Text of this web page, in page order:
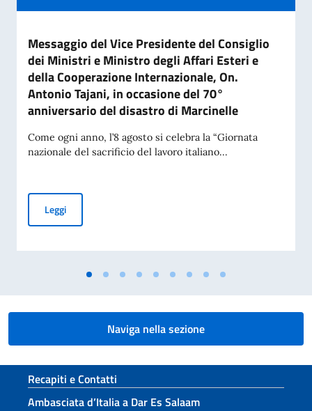
Messaggio del Vice Presidente del Consiglio
dei Ministri e Ministro degli Affari Esteri e
della Cooperazione Internazionale, On.
Antonio Tajani, in occasione del 70°
anniversario del disastro di Marcinelle
Come ogni anno, l’8 agosto si celebra la “Giornata
nazionale del sacrificio del lavoro italiano...
LeggiMessaggio del Vice Presidente del Consiglio dei Ministri e
Naviga nella sezione
Sezione footer
Recapiti e Contatti
Ambasciata d’Italia a Dar Es Salaam